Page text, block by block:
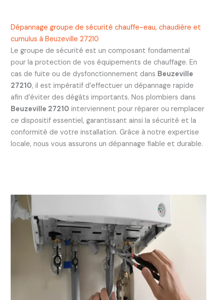
Dépannage groupe de sécurité chauffe-eau, chaudière et
cumulus à Beuzeville 27210
Le groupe de sécurité est un composant fondamental
pour la protection de vos équipements de chauffage. En
cas de fuite ou de dysfonctionnement dans Beuzeville
27210, il est impératif d’effectuer un dépannage rapide
afin d’éviter des dégâts importants. Nos plombiers dans
Beuzeville 27210 interviennent pour réparer ou remplacer
ce dispositif essentiel, garantissant ainsi la sécurité et la
conformité de votre installation. Grâce à notre expertise
locale, nous vous assurons un dépannage fiable et durable.